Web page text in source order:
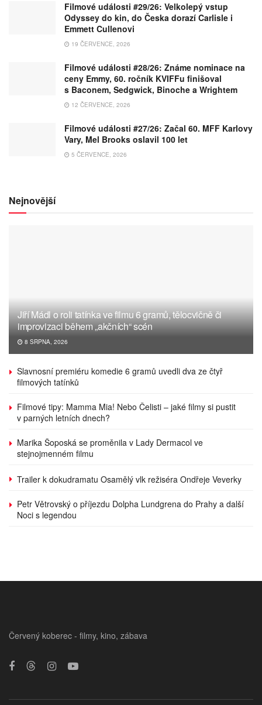
Filmové události #29/26: Velkolepý vstup
Odyssey do kin, do Česka dorazí Carlisle i
Emmett Cullenovi
19 ČERVENCE, 2026
Filmové události #28/26: Známe nominace na
ceny Emmy, 60. ročník KVIFFu finišoval
s Baconem, Sedgwick, Binoche a Wrightem
12 ČERVENCE, 2026
Filmové události #27/26: Začal 60. MFF Karlovy
Vary, Mel Brooks oslavil 100 let
5 ČERVENCE, 2026
Nejnovější
Jiří Mádl o roli tatínka ve filmu 6 gramů, tělocvičně či
improvizaci během „akčních“ scén
8 SRPNA, 2026
Slavnosní premiéru komedie 6 gramů uvedli dva ze čtyř
filmových tatínků
Filmové tipy: Mamma Mia! Nebo Čelisti – jaké filmy si pustit
v parných letních dnech?
Marika Šoposká se proměnila v Lady Dermacol ve
stejnojmenném filmu
Trailer k dokudramatu Osamělý vlk režiséra Ondřeje Veverky
Petr Větrovský o příjezdu Dolpha Lundgrena do Prahy a další
Noci s legendou
Červený koberec - filmy, kino, zábava